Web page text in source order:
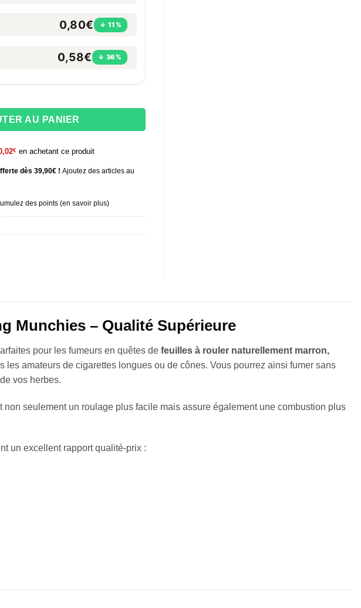
0,80€ ↓ 11%
0,58€ ↓ 36%
KS Slim Monkey King Munchies
AU PANIER
€ en achetant ce produit
dès 39,90€ ! Ajoutez des articles au
des points (en savoir plus)
Munchies – Qualité Supérieure
pour les fumeurs en quêtes de feuilles à rouler naturellement marron,
les amateurs de cigarettes longues ou de cônes. Vous pourrez ainsi fumer sans
vos herbes.
non seulement un roulage plus facile mais assure également une combustion plus
un excellent rapport qualité-prix :